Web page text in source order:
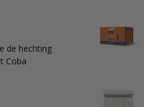
de hechting
Coba